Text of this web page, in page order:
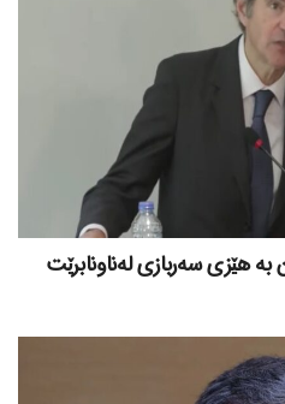
هێزی سەربازی لەناونابرێت